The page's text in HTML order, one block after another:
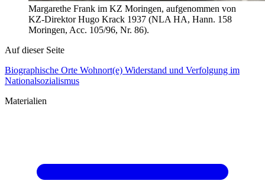
Margarethe Frank im KZ Moringen, aufgenommen von
KZ-Direktor Hugo Krack 1937 (NLA HA, Hann. 158
Moringen, Acc. 105/96, Nr. 86).
Auf dieser Seite
Biographische Orte Wohnort(e) Widerstand und Verfolgung im
Nationalsozialismus
Materialien